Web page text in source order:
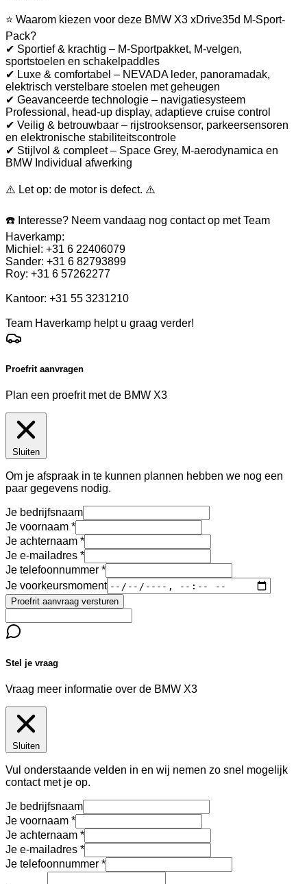
⭐ Waarom kiezen voor deze BMW X3 xDrive35d M-Sport-
Pack?
✔ Sportief & krachtig – M-Sportpakket, M-velgen,
sportstoelen en schakelpaddles
✔ Luxe & comfortabel – NEVADA leder, panoramadak,
elektrisch verstelbare stoelen met geheugen
✔ Geavanceerde technologie – navigatiesysteem
Professional, head-up display, adaptieve cruise control
✔ Veilig & betrouwbaar – rijstrooksensor, parkeersensoren
en elektronische stabiliteitscontrole
✔ Stijlvol & compleet – Space Grey, M-aerodynamica en
BMW Individual afwerking
⚠️ Let op: de motor is defect. ⚠️
☎️ Interesse? Neem vandaag nog contact op met Team
Haverkamp:
Michiel: +31 6 22406079
Sander: +31 6 82793899
Roy: +31 6 57262277
Kantoor: +31 55 3231210
Team Haverkamp helpt u graag verder!
Proefrit aanvragen
Plan een proefrit met de BMW X3
Sluiten
Om je afspraak in te kunnen plannen hebben we nog een
paar gegevens nodig.
Je bedrijfsnaam
Je voornaam
Je achternaam
Je e-mailadres
Je telefoonnummer
Je voorkeursmoment
Proefrit aanvraag versturen
Stel je vraag
Vraag meer informatie over de BMW X3
Sluiten
Vul onderstaande velden in en wij nemen zo snel mogelijk
contact met je op.
Je bedrijfsnaam
Je voornaam
Je achternaam
Je e-mailadres
Je telefoonnummer